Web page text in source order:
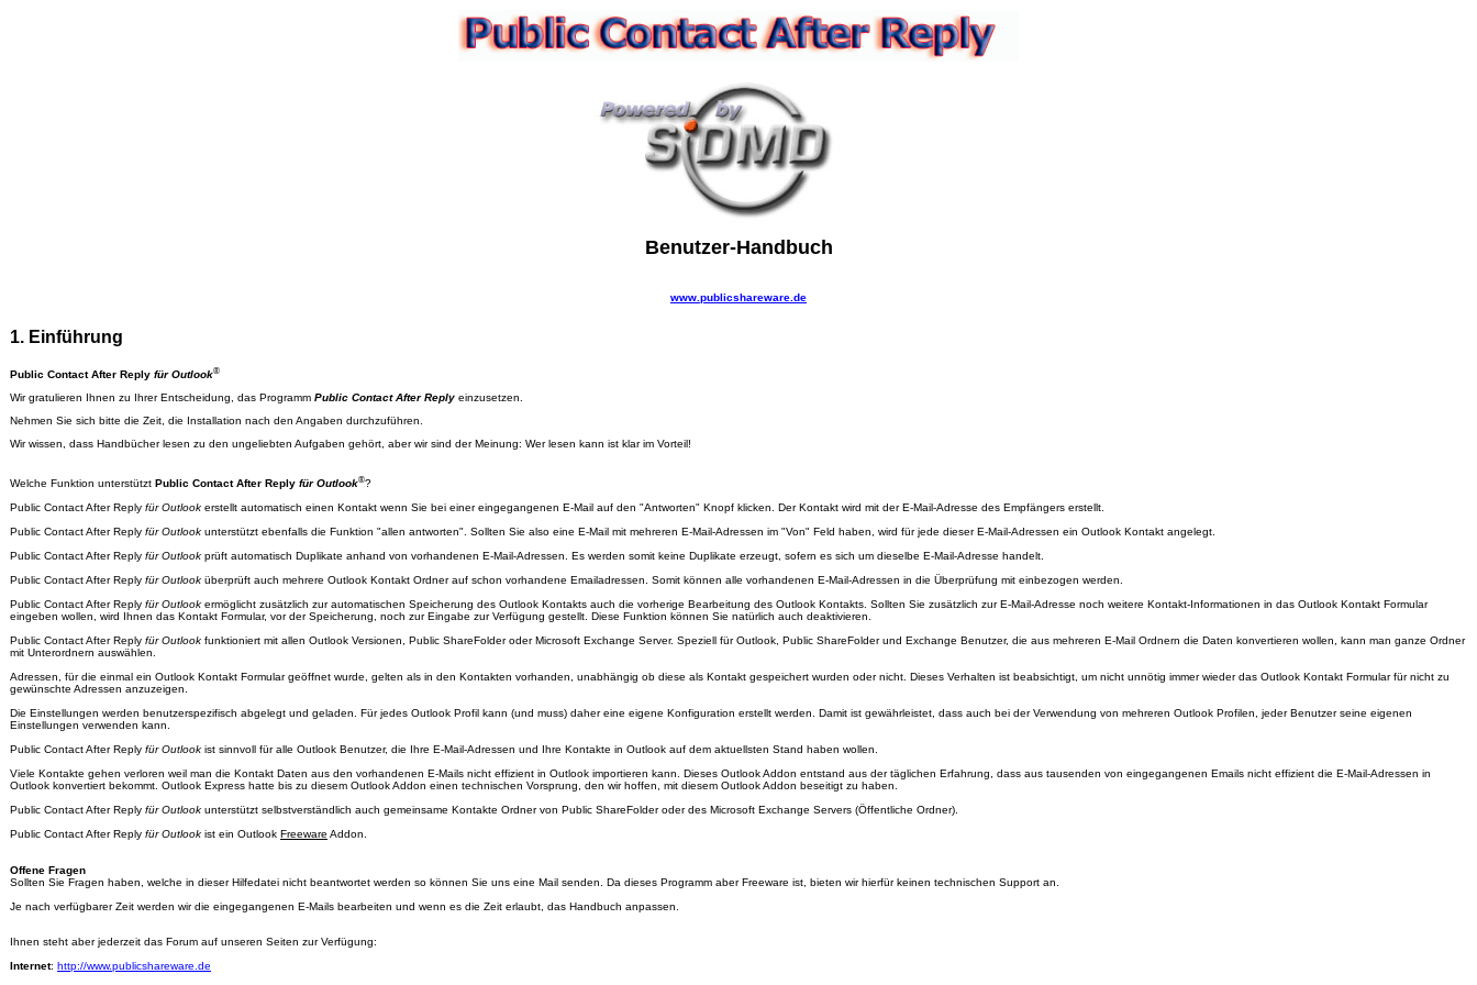
Benutzer-Handbuch
www.publicshareware.de
1. Einführung
Public Contact After Reply für Outlook®
Wir gratulieren Ihnen zu Ihrer Entscheidung, das Programm Public Contact After Reply einzusetzen.
Nehmen Sie sich bitte die Zeit, die Installation nach den Angaben durchzuführen.
Wir wissen, dass Handbücher lesen zu den ungeliebten Aufgaben gehört, aber wir sind der Meinung: Wer lesen kann ist klar im Vorteil!
Welche Funktion unterstützt Public Contact After Reply für Outlook®?
Public Contact After Reply für Outlook erstellt automatisch einen Kontakt wenn Sie bei einer eingegangenen E-Mail auf den "Antworten" Knopf klicken. Der Kontakt wird mit der E-Mail-Adresse des Empfängers erstellt.
Public Contact After Reply für Outlook unterstützt ebenfalls die Funktion "allen antworten". Sollten Sie also eine E-Mail mit mehreren E-Mail-Adressen im "Von" Feld haben, wird für jede dieser E-Mail-Adressen ein Outlook Kontakt angelegt.
Public Contact After Reply für Outlook prüft automatisch Duplikate anhand von vorhandenen E-Mail-Adressen. Es werden somit keine Duplikate erzeugt, sofern es sich um dieselbe E-Mail-Adresse handelt.
Public Contact After Reply für Outlook überprüft auch mehrere Outlook Kontakt Ordner auf schon vorhandene Emailadressen. Somit können alle vorhandenen E-Mail-Adressen in die Überprüfung mit einbezogen werden.
Public Contact After Reply für Outlook ermöglicht zusätzlich zur automatischen Speicherung des Outlook Kontakts auch die vorherige Bearbeitung des Outlook Kontakts. Sollten Sie zusätzlich zur E-Mail-Adresse noch weitere Kontakt-Informationen in das Outlook Kontakt Formular
eingeben wollen, wird Ihnen das Kontakt Formular, vor der Speicherung, noch zur Eingabe zur Verfügung gestellt. Diese Funktion können Sie natürlich auch deaktivieren.
Public Contact After Reply für Outlook funktioniert mit allen Outlook Versionen, Public ShareFolder oder Microsoft Exchange Server. Speziell für Outlook, Public ShareFolder und Exchange Benutzer, die aus mehreren E-Mail Ordnern die Daten konvertieren wollen, kann man ganze Ordner
mit Unterordnern auswählen.
Adressen, für die einmal ein Outlook Kontakt Formular geöffnet wurde, gelten als in den Kontakten vorhanden, unabhängig ob diese als Kontakt gespeichert wurden oder nicht. Dieses Verhalten ist beabsichtigt, um nicht unnötig immer wieder das Outlook Kontakt Formular für nicht zu
gewünschte Adressen anzuzeigen.
Die Einstellungen werden benutzerspezifisch abgelegt und geladen. Für jedes Outlook Profil kann (und muss) daher eine eigene Konfiguration erstellt werden. Damit ist gewährleistet, dass auch bei der Verwendung von mehreren Outlook Profilen, jeder Benutzer seine eigenen
Einstellungen verwenden kann.
Public Contact After Reply für Outlook ist sinnvoll für alle Outlook Benutzer, die Ihre E-Mail-Adressen und Ihre Kontakte in Outlook auf dem aktuellsten Stand haben wollen.
Viele Kontakte gehen verloren weil man die Kontakt Daten aus den vorhandenen E-Mails nicht effizient in Outlook importieren kann. Dieses Outlook Addon entstand aus der täglichen Erfahrung, dass aus tausenden von eingegangenen Emails nicht effizient die E-Mail-Adressen in
Outlook konvertiert bekommt. Outlook Express hatte bis zu diesem Outlook Addon einen technischen Vorsprung, den wir hoffen, mit diesem Outlook Addon beseitigt zu haben.
Public Contact After Reply für Outlook unterstützt selbstverständlich auch gemeinsame Kontakte Ordner von Public ShareFolder oder des Microsoft Exchange Servers (Öffentliche Ordner).
Public Contact After Reply für Outlook ist ein Outlook Freeware Addon.
Offene Fragen
Sollten Sie Fragen haben, welche in dieser Hilfedatei nicht beantwortet werden so können Sie uns eine Mail senden. Da dieses Programm aber Freeware ist, bieten wir hierfür keinen technischen Support an.
Je nach verfügbarer Zeit werden wir die eingegangenen E-Mails bearbeiten und wenn es die Zeit erlaubt, das Handbuch anpassen.
Ihnen steht aber jederzeit das Forum auf unseren Seiten zur Verfügung:
Internet: http://www.publicshareware.de